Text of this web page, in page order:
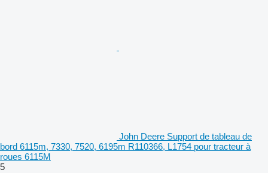
John Deere Support de tableau de
bord 6115m, 7330, 7520, 6195m R110366, L1754 pour tracteur à
roues 6115M
5